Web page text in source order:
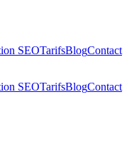
SEOTarifsBlogContact
SEOTarifsBlogContact